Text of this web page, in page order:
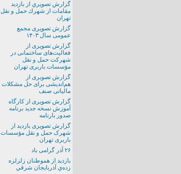
گزارش تصويري از بازديد
مقامات از شهرك حمل و نقل
تهران
گزارش تصویری مجمع
عمومی سال ۱۴۰۳
گزارش تصویری از
فعالیت‌های ساختمانی در
شهرکت حمل و نقل
مؤسسات باربری تهران
گزارش تصویری از
هم‌اندیشی برای حل مشکلات
مالیاتی صنف
گزارش تصویری از کارگاه
آموزش نسخه جدید برنامه
صدور بارنامه
گزارش تصویری بازدید از
شهرک حمل و نقل مؤسسات
باربری تهران
۲۶ آذر گرامی باد
بازديد از هموطنان زلزلزه
زده‌ي آذربايجان شرقي